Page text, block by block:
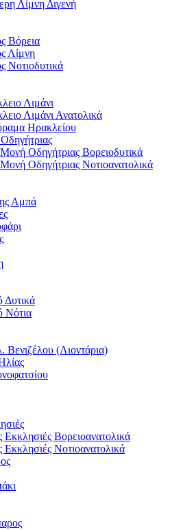
Λίμνη Διγενή
Βόρεια
Λίμνη
Νοτιοδυτικά
Λιμάνι
Λιμάνι Ανατολικά
Ηρακλείου
Οδηγήτριας Βορειοδυτικά
Οδηγήτριας Νοτιοανατολικά
Αμπά
Νότια
Βενιζέλου (Λιοντάρια)
Εκκλησιές Βορειοανατολικά
Εκκλησιές Νοτιοανατολικά